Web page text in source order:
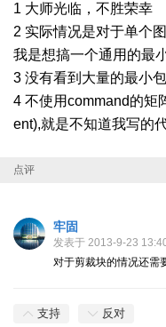
1 大师光临，不胜荣幸
2 实际情况是对于单个
我是想搞一个通用的最
3 没有看到大量的最小
4 不使用command的矩
ent),就是不知道我写的
点评
牢固
发表于 2013-9-23
对于剪裁块的情况还需
支持 反对